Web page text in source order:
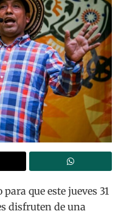
que este jueves 31
disfruten de una